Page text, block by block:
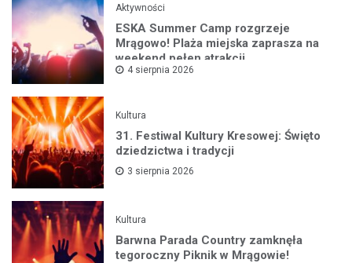
Aktywności
ESKA Summer Camp rozgrzeje
Mrągowo! Plaża miejska zaprasza na
weekend pełen atrakcji
4 sierpnia 2026
Kultura
31. Festiwal Kultury Kresowej: Święto
dziedzictwa i tradycji
3 sierpnia 2026
Kultura
Barwna Parada Country zamknęła
tegoroczny Piknik w Mrągowie!